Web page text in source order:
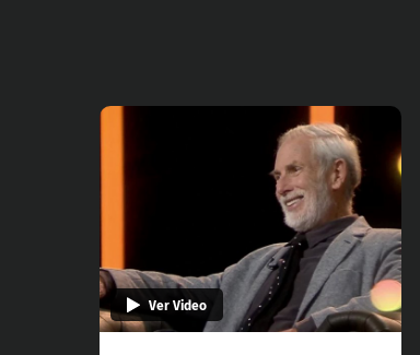
Ver Video